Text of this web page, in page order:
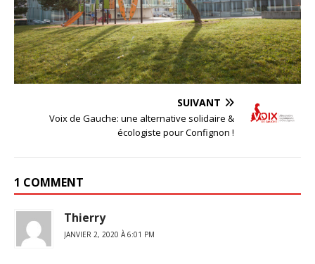
SUIVANT
Voix de Gauche: une alternative solidaire &
écologiste pour Confignon !
1 COMMENT
Thierry
JANVIER 2, 2020 À 6:01 PM